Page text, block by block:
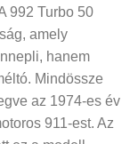
992 Turbo 50
amely
hanem
Mindössze
az 1974-es év
911-est. Az